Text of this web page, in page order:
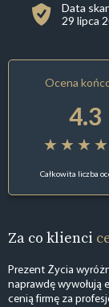
Data
29 lipca
Ocena
4.3
Całkowita liczba
Za co klienci
Prezent Życia
naprawdę wywołują
cenią firmę za